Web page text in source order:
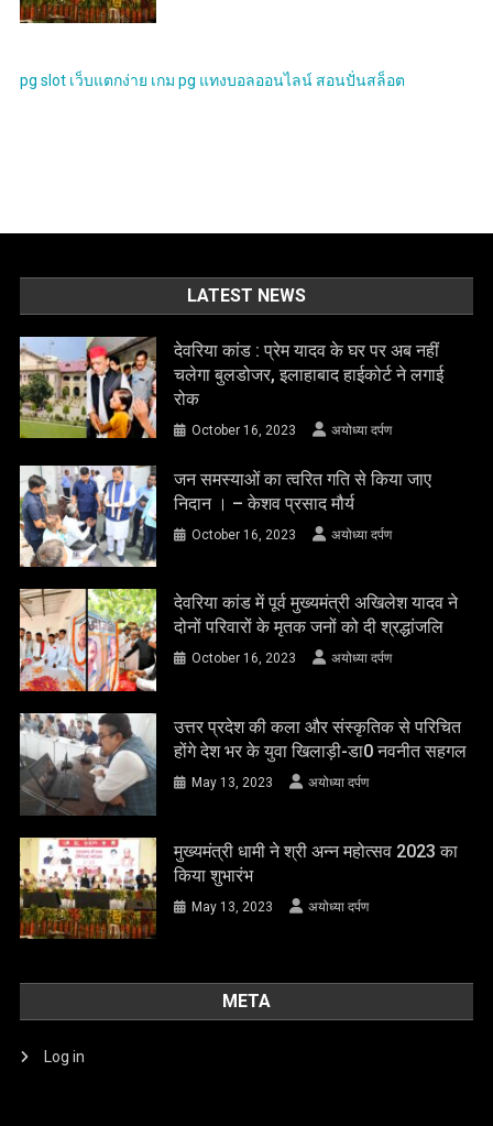
pg slot เว็บแตกง่าย เกม pg แทงบอลออนไลน์ สอนปั่นสล็อต
LATEST NEWS
देवरिया कांड : प्रेम यादव के घर पर अब नहीं
चलेगा बुलडोजर, इलाहाबाद हाईकोर्ट ने लगाई
रोक
October 16, 2023 अयोध्या दर्पण
जन समस्याओं का त्वरित गति से किया जाए
निदान । – केशव प्रसाद मौर्य
October 16, 2023 अयोध्या दर्पण
देवरिया कांड में पूर्व मुख्यमंत्री अखिलेश यादव ने
दोनों परिवारों के मृतक जनों को दी श्रद्धांजलि
October 16, 2023 अयोध्या दर्पण
उत्तर प्रदेश की कला और संस्कृतिक से परिचित
होंगे देश भर के युवा खिलाड़ी-डा0 नवनीत सहगल
May 13, 2023 अयोध्या दर्पण
मुख्यमंत्री धामी ने श्री अन्न महोत्सव 2023 का
किया शुभारंभ
May 13, 2023 अयोध्या दर्पण
META
Log in